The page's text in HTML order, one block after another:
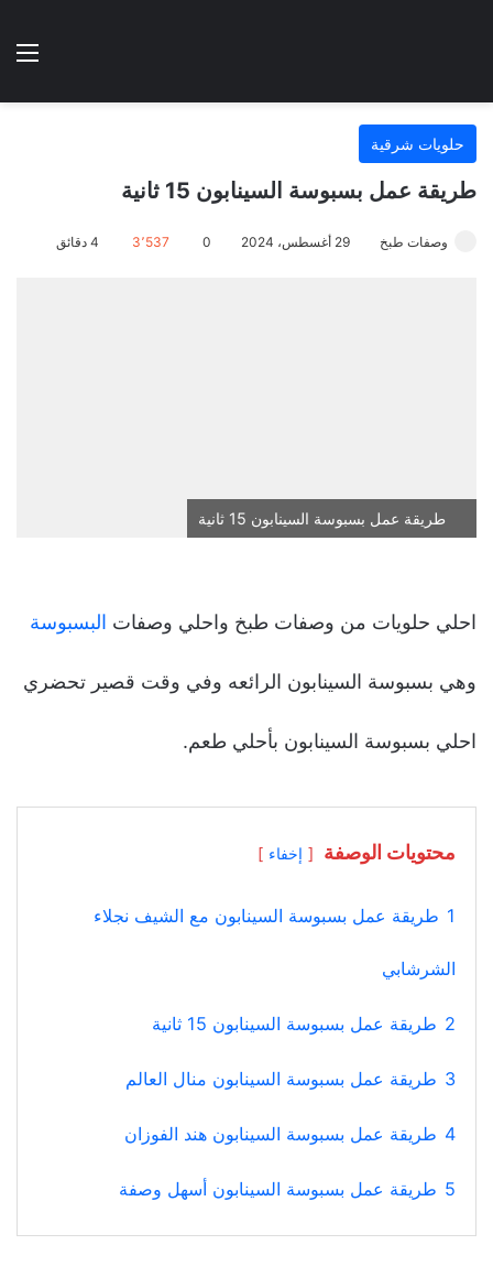
الوضع
حلويات شرقية
طريقة عمل بسبوسة السينابون 15 ثانية
وصفات طبخ 29 أغسطس، 2024 0 3٬537
طريقة عمل بسبوسة السينابون 15 ثانية
احلي حلويات من وصفات طبخ واحلي وصفات البسبوسة
وهي بسبوسة السينابون الرائعه وفي وقت قصير تحضري
احلي بسبوسة السينابون بأحلي طعم.
محتويات الوصفة إخفاء
1 طريقة عمل بسبوسة السينابون مع الشيف نجلاء
الشرشابي
2 طريقة عمل بسبوسة السينابون 15 ثانية
3 طريقة عمل بسبوسة السينابون منال العالم
4 طريقة عمل بسبوسة السينابون هند الفوزان
5 طريقة عمل بسبوسة السينابون أسهل وصفة